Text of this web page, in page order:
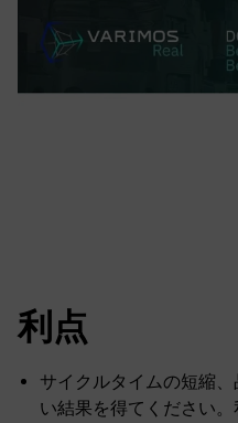
利点
サイクルタイムの短縮
い結果を得てください